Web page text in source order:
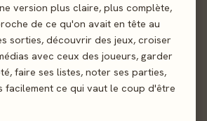
version plus claire, plus complète,
de ce qu'on avait en tête au
sorties, découvrir des jeux, croiser
avec ceux des joueurs, garder
faire ses listes, noter ses parties,
facilement ce qui vaut le coup d'être
: 70.21Z (Conseil en relations
: Alecs
meeples.fr
: o2switch